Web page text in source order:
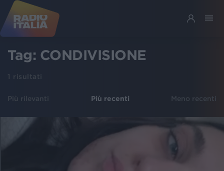
Tag: CONDIVISIONE
1 risultati
Più rilevanti Più recenti Meno recenti